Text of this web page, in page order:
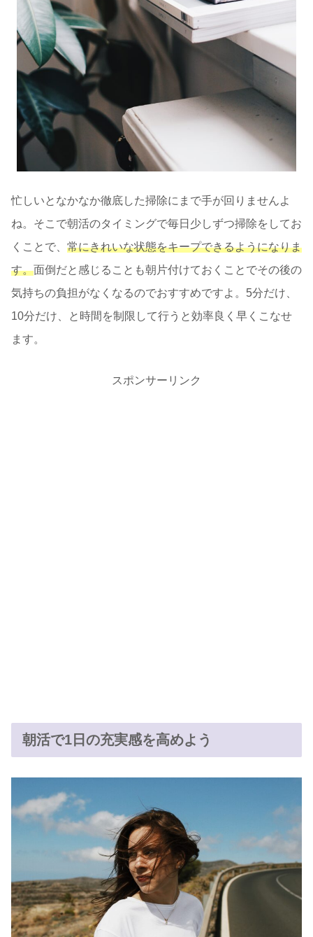
忙しいとなかなか徹底した掃除にまで手が回りませんよ
ね。そこで朝活のタイミングで毎日少しずつ掃除をしてお
くことで、 常にきれいな状態をキープできるようになりま
す。面倒だと感じることも朝片付けておくことでその後の
気持ちの負担がなくなるのでおすすめですよ。5分だけ、
10分だけ、と時間を制限して行うと効率良く早くこなせ
ます。
スポンサーリンク
朝活で1日の充実感を高めよう